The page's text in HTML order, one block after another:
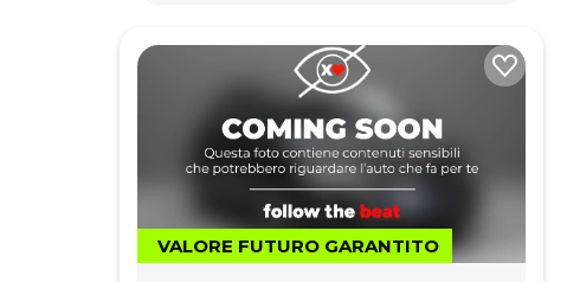
VALORE FUTURO GARANTITO